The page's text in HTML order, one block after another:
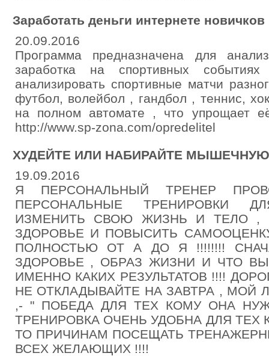
Заработать деньги интернете новичков
20.09.2016
Программа предназначена для
заработка на спортивных
анализировать спортивные матчи
футбол, волейбол , гандбол , теннис,
на полном автомате , что упрощает
http://www.sp-zona.com/opredelitel
ХУДЕЙТЕ ИЛИ НАБИРАЙТЕ
19.09.2016
Я ПЕРСОНАЛЬНЫЙ ТРЕНЕР
ПЕРСОНАЛЬНЫЕ ТРЕНИРОВКИ
ИЗМЕНИТЬ СВОЮ ЖИЗНЬ И ТЕЛО ,
ЗДОРОВЬЕ И ПОВЫСИТЬ
ПОЛНОСТЬЮ ОТ А ДО Я !!!!!!!!
ЗДОРОВЬЕ , ОБРАЗ ЖИЗНИ И ЧТО
ИМЕННО КАКИХ РЕЗУЛЬТАТОВ !!!!
НЕ ОТКЛАДЫВАЙТЕ НА ЗАВТРА , МОЙ
,- " ПОБЕДА ДЛЯ ТЕХ КОМУ ОНА
ТРЕНИРОВКА ОЧЕНЬ УДОБНА ДЛЯ
ТО ПРИЧИНАМ ПОСЕЩАТЬ
ВСЕХ ЖЕЛАЮЩИХ !!!!